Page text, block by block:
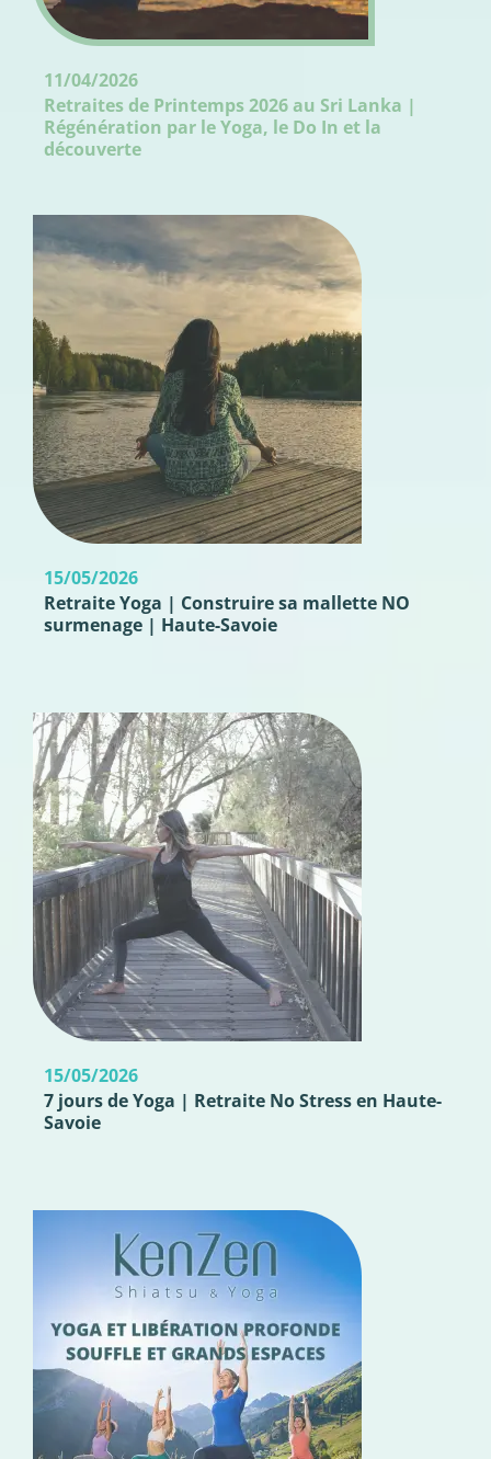
15/05/2026
Retraite Yoga | Construire sa mallette NO
surmenage | Haute-Savoie
15/05/2026
7 jours de Yoga | Retraite No Stress en Haute-
Savoie
11/04/2026
Retraites de Printemps 2026 au Sri Lanka |
Régénération par le Yoga, le Do In et la
découverte